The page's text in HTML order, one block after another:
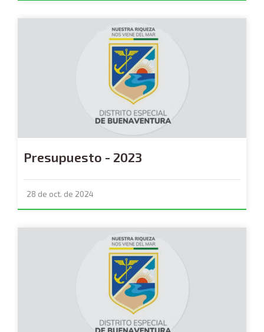
Presupuesto - 2023
28 de oct. de 2024